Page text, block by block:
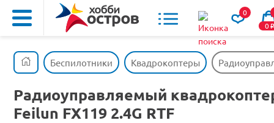
0
0o
Беспилотники Квадрокоптеры
Радиоуправляемый
Feilun FX119 2.4G RTF